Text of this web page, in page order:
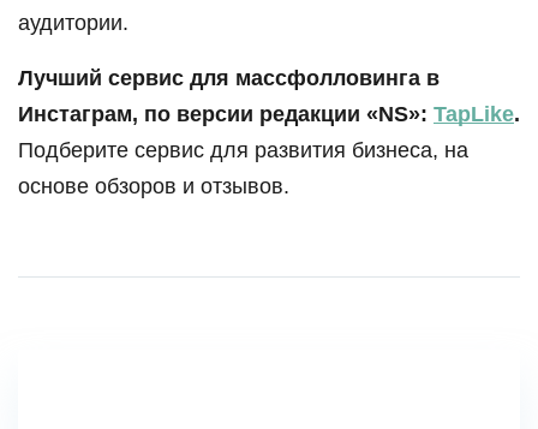
аудитории.
Лучший сервис для массфолловинга в
Инстаграм, по версии редакции «NS»: TapLike.
Подберите сервис для развития бизнеса, на
основе обзоров и отзывов.